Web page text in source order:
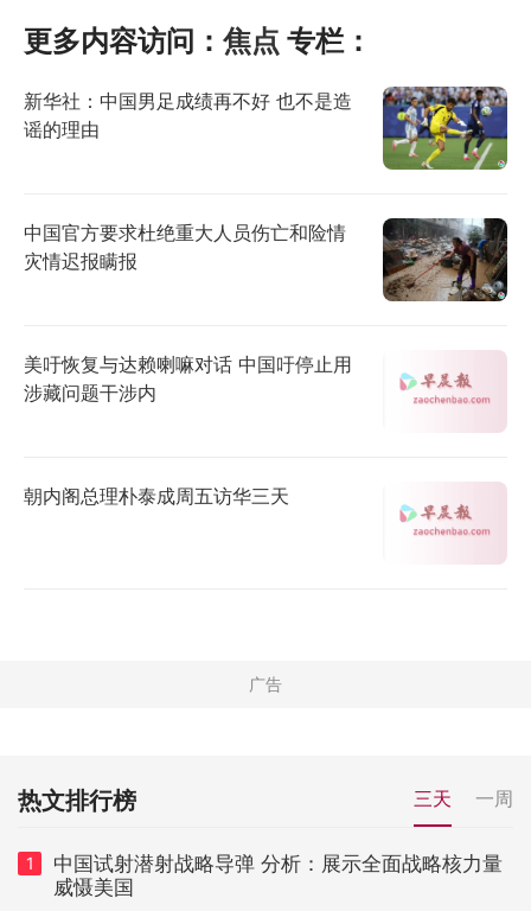
更多内容访问： 焦点 专栏：
新华社：中国男足成绩再不好 也不是造
谣的理由
中国官方要求杜绝重大人员伤亡和险情
灾情迟报瞒报
美吁恢复与达赖喇嘛对话 中国吁停止用
涉藏问题干涉内
朝内阁总理朴泰成周五访华三天
热文排行榜 三天 一周
1
中国试射潜射战略导弹 分析：展示全面战略核力量
威慑美国